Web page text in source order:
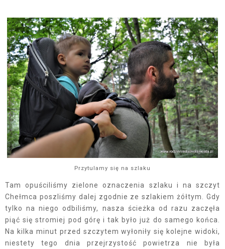
Przytulamy się na szlaku
Tam opuściliśmy zielone oznaczenia szlaku i na szczyt
Chełmca poszliśmy dalej zgodnie ze szlakiem żółtym. Gdy
tylko na niego odbiliśmy, nasza ścieżka od razu zaczęła
piąć się stromiej pod górę i tak było już do samego końca.
Na kilka minut przed szczytem wyłoniły się kolejne widoki,
niestety tego dnia przejrzystość powietrza nie była